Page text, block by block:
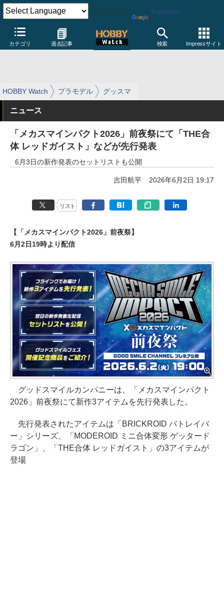
Powered by Translate
カテゴリ 過去記事 検索 Impressサイト
HOBBY Watch プラモデル グッスマ
ニュース
「メカスマインパクト2026」前夜祭にて「THE合
体 レッドガイスト」などが先行発表
6月3日の新作発表のセットリストも公開
吉田航平 2026年6月2日 19:17
リスト
【「メカスマインパクト2026」前夜祭】
6月2日19時より配信
グッドスマイルカンパニーは、「メカスマインパクト
2026」前夜祭にて新作3アイテムを先行発表した。
先行発表されたアイテムは「BRICKROID パトレイバ
ー」シリーズ、「MODEROID ミニ合体変形 ゲッタード
ラゴン」、「THE合体 レッドガイスト」の3アイテムが
登場